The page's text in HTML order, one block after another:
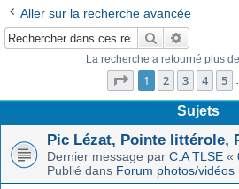
Aller sur la recherche avancée
Rechercher
La recherche a retourné plus
Page 1sur20
1 2 3 4 5
Sujets
Pic Lézat, Pointe littérole,
Dernier message par C.A TLSE «
Publié dans Forum photos/vidéos